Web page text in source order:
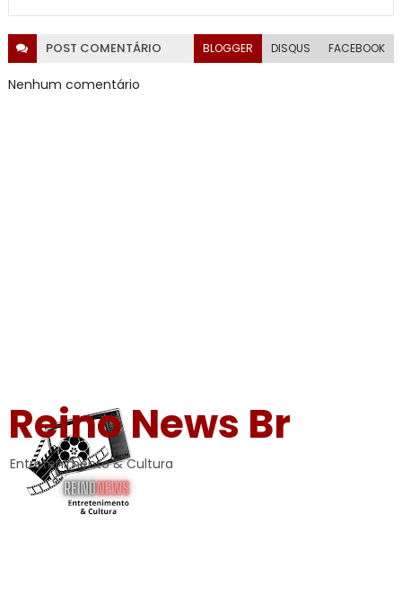
POST COMENTÁRIO BLOGGER DISQUS FACEBOOK
Nenhum comentário
Reino News Br
Entretenimento & Cultura